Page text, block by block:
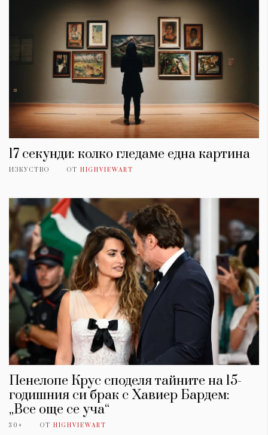
17 секунди: колко гледаме една картина
ИЗКУСТВО ОТ HIGHVIEWART
Пенелопе Крус споделя тайните на 15-
годишния си брак с Хавиер Бардем:
„Все още се уча“
30+ ОТ HIGHVIEWART